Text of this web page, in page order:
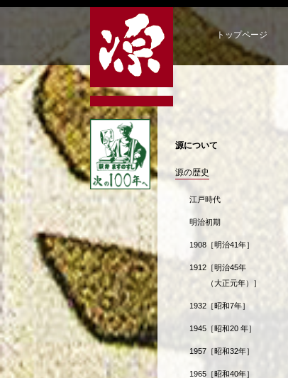
トップページ
源について
源の歴史
江戸時代
明治初期
1908 ［明治41年］
1912 ［明治45年
（大正元年）］
1932 ［昭和7年］
1945 ［昭和20 年］
1957 ［昭和32年］
1965 ［昭和40年］